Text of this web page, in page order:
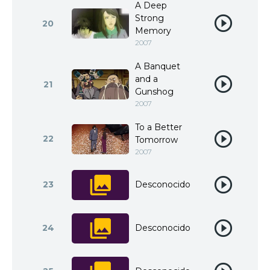
20
A Deep
Strong
Memory
2007
21
A Banquet
and a
Gunshog
2007
22
To a Better
Tomorrow
2007
23 Desconocido
24 Desconocido